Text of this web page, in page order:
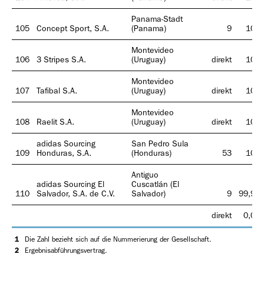
105 Concept Sport, S.A.
Panama-Stadt
(Panama)
9 100
106 3 Stripes S.A.
Montevideo
(Uruguay)
direkt 100
107 Tafibal S.A.
Montevideo
(Uruguay)
direkt 100
108 Raelit S.A.
Montevideo
(Uruguay)
direkt 100
109
adidas Sourcing
Honduras, S.A.
San Pedro Sula
(Honduras)
53 100
110
adidas Sourcing El
Salvador, S.A. de C.V.
Antiguo
Cuscatlán (El
Salvador)
9 99,95
direkt 0,05
1
Die Zahl bezieht sich auf die Nummerierung der Gesellschaft.
2
Ergebnisabführungsvertrag.